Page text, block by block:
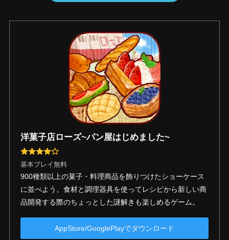
洋菓子店ローズ~パン屋はじめました~
基本プレイ無料
900種類以上の菓子・料理商品を飾りつけたショーケース
に並べよう。食材と調理器具を使ってレシピから新しい商
品開発する際のちょっとした謎解きも楽しめるゲーム。
AppStore/GooglePlayでダウンロード